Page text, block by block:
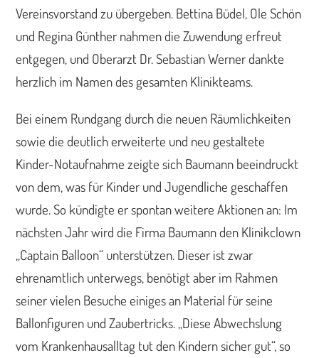
Vereinsvorstand zu übergeben. Bettina Büdel, Ole Schön
und Regina Günther nahmen die Zuwendung erfreut
entgegen, und Oberarzt Dr. Sebastian Werner dankte
herzlich im Namen des gesamten Klinikteams.
Bei einem Rundgang durch die neuen Räumlichkeiten
sowie die deutlich erweiterte und neu gestaltete
Kinder-Notaufnahme zeigte sich Baumann beeindruckt
von dem, was für Kinder und Jugendliche geschaffen
wurde. So kündigte er spontan weitere Aktionen an: Im
nächsten Jahr wird die Firma Baumann den Klinikclown
„Captain Balloon“ unterstützen. Dieser ist zwar
ehrenamtlich unterwegs, benötigt aber im Rahmen
seiner vielen Besuche einiges an Material für seine
Ballonfiguren und Zaubertricks. „Diese Abwechslung
vom Krankenhausalltag tut den Kindern sicher gut“, so